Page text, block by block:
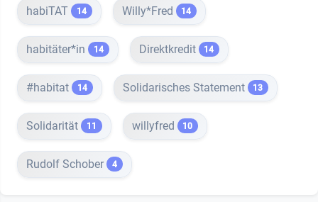
habiTAT 14 Willy*Fred 14
habitäter*in 14 Direktkredit 14
#habitat 14 Solidarisches Statement 13
Solidarität 11 willyfred 10
Rudolf Schober 4